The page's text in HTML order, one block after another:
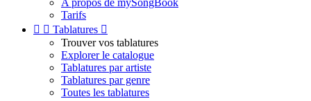
A propos de mySongBook
Tarifs
  Tablatures 
Trouver vos tablatures
Explorer le catalogue
Tablatures par artiste
Tablatures par genre
Toutes les tablatures